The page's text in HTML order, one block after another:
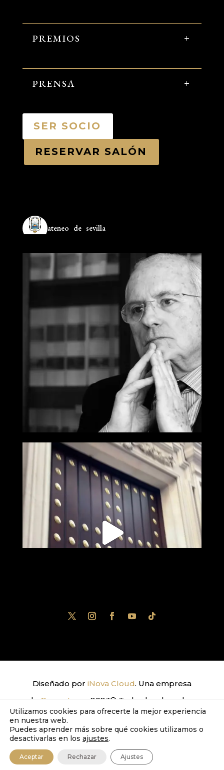
PREMIOS
PRENSA
SER SOCIO
RESERVAR SALÓN
ateneo_de_sevilla
Diseñado por iNova Cloud. Una empresa
deGrupo Inova2023© Todos los derechos
reservados.Política de Privacidad|Aviso
Legal|Política de Cookies
Utilizamos cookies para ofrecerte la mejor experiencia
en nuestra web.
Puedes aprender más sobre qué cookies utilizamos o
desactivarlas en los ajustes.
Aceptar Rechazar Ajustes